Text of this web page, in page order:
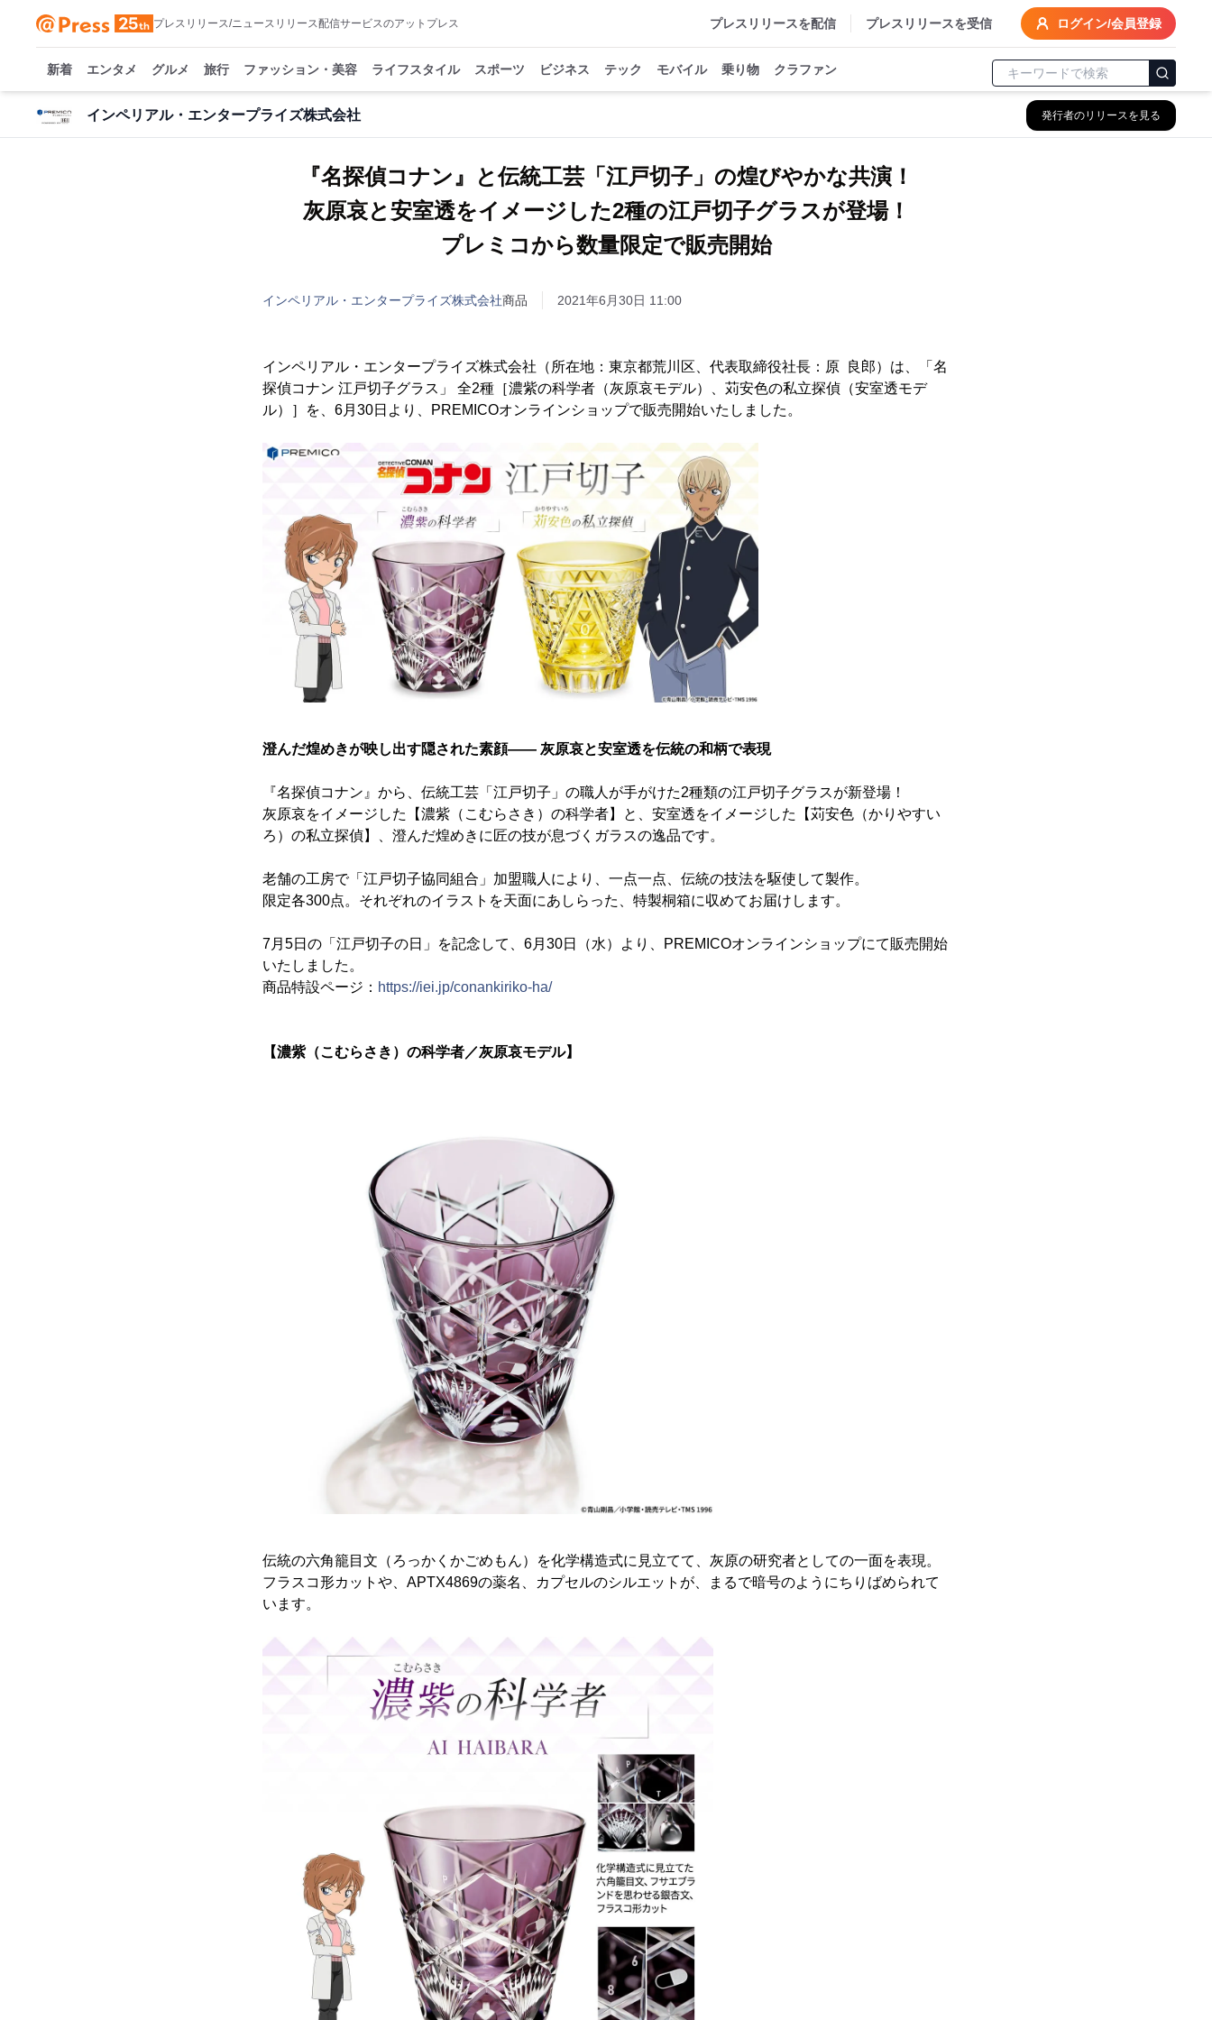
プレスリリース/ニュースリリース配信サービスのアットプレス プレスリリースを配信 プレスリリースを受信 ログイン/会員登録
新着 エンタメ グルメ 旅行 ファッション・美容 ライフスタイル スポーツ ビジネス テック モバイル 乗り物 クラファン
インペリアル・エンタープライズ株式会社 発行者のリリースを見る
『名探偵コナン』と伝統工芸「江戸切子」の煌びやかな共演！
灰原哀と安室透をイメージした2種の江戸切子グラスが登場！
プレミコから数量限定で販売開始
インペリアル・エンタープライズ株式会社商品 2021年6月30日 11:00
インペリアル・エンタープライズ株式会社（所在地：東京都荒川区、代表取締役社長：原 良郎）は、「名
探偵コナン 江戸切子グラス」 全2種［濃紫の科学者（灰原哀モデル）、苅安色の私立探偵（安室透モデ
ル）］を、6月30日より、PREMICOオンラインショップで販売開始いたしました。
澄んだ煌めきが映し出す隠された素顔―― 灰原哀と安室透を伝統の和柄で表現
『名探偵コナン』から、伝統工芸「江戸切子」の職人が手がけた2種類の江戸切子グラスが新登場！
灰原哀をイメージした【濃紫（こむらさき）の科学者】と、安室透をイメージした【苅安色（かりやすい
ろ）の私立探偵】、澄んだ煌めきに匠の技が息づくガラスの逸品です。
老舗の工房で「江戸切子協同組合」加盟職人により、一点一点、伝統の技法を駆使して製作。
限定各300点。それぞれのイラストを天面にあしらった、特製桐箱に収めてお届けします。
7月5日の「江戸切子の日」を記念して、6月30日（水）より、PREMICOオンラインショップにて販売開始
いたしました。
商品特設ページ： https://iei.jp/conankiriko-ha/
【濃紫（こむらさき）の科学者／灰原哀モデル】
伝統の六角籠目文（ろっかくかごめもん）を化学構造式に見立てて、灰原の研究者としての一面を表現。
フラスコ形カットや、APTX4869の薬名、カプセルのシルエットが、まるで暗号のようにちりばめられて
います。